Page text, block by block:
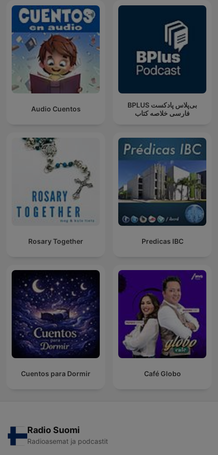
Audio Cuentos
‌BPLUS بی‌پلاس پادکست
فارسی خلاصه کتاب
Rosary Together Predicas IBC
Cuentos para Dormir Café Globo
Radio Suomi
Radioasemat ja podcastit